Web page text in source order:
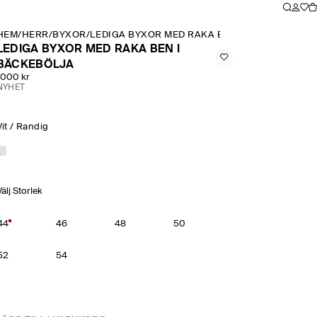
/ HERR/BYXOR/LEDIGA BYXOR MED RAKA BEN I BÄCKEBÖLJA
BYXOR MED RAKA BEN I
kr
/ Randig
Storlek
46 48 50
54